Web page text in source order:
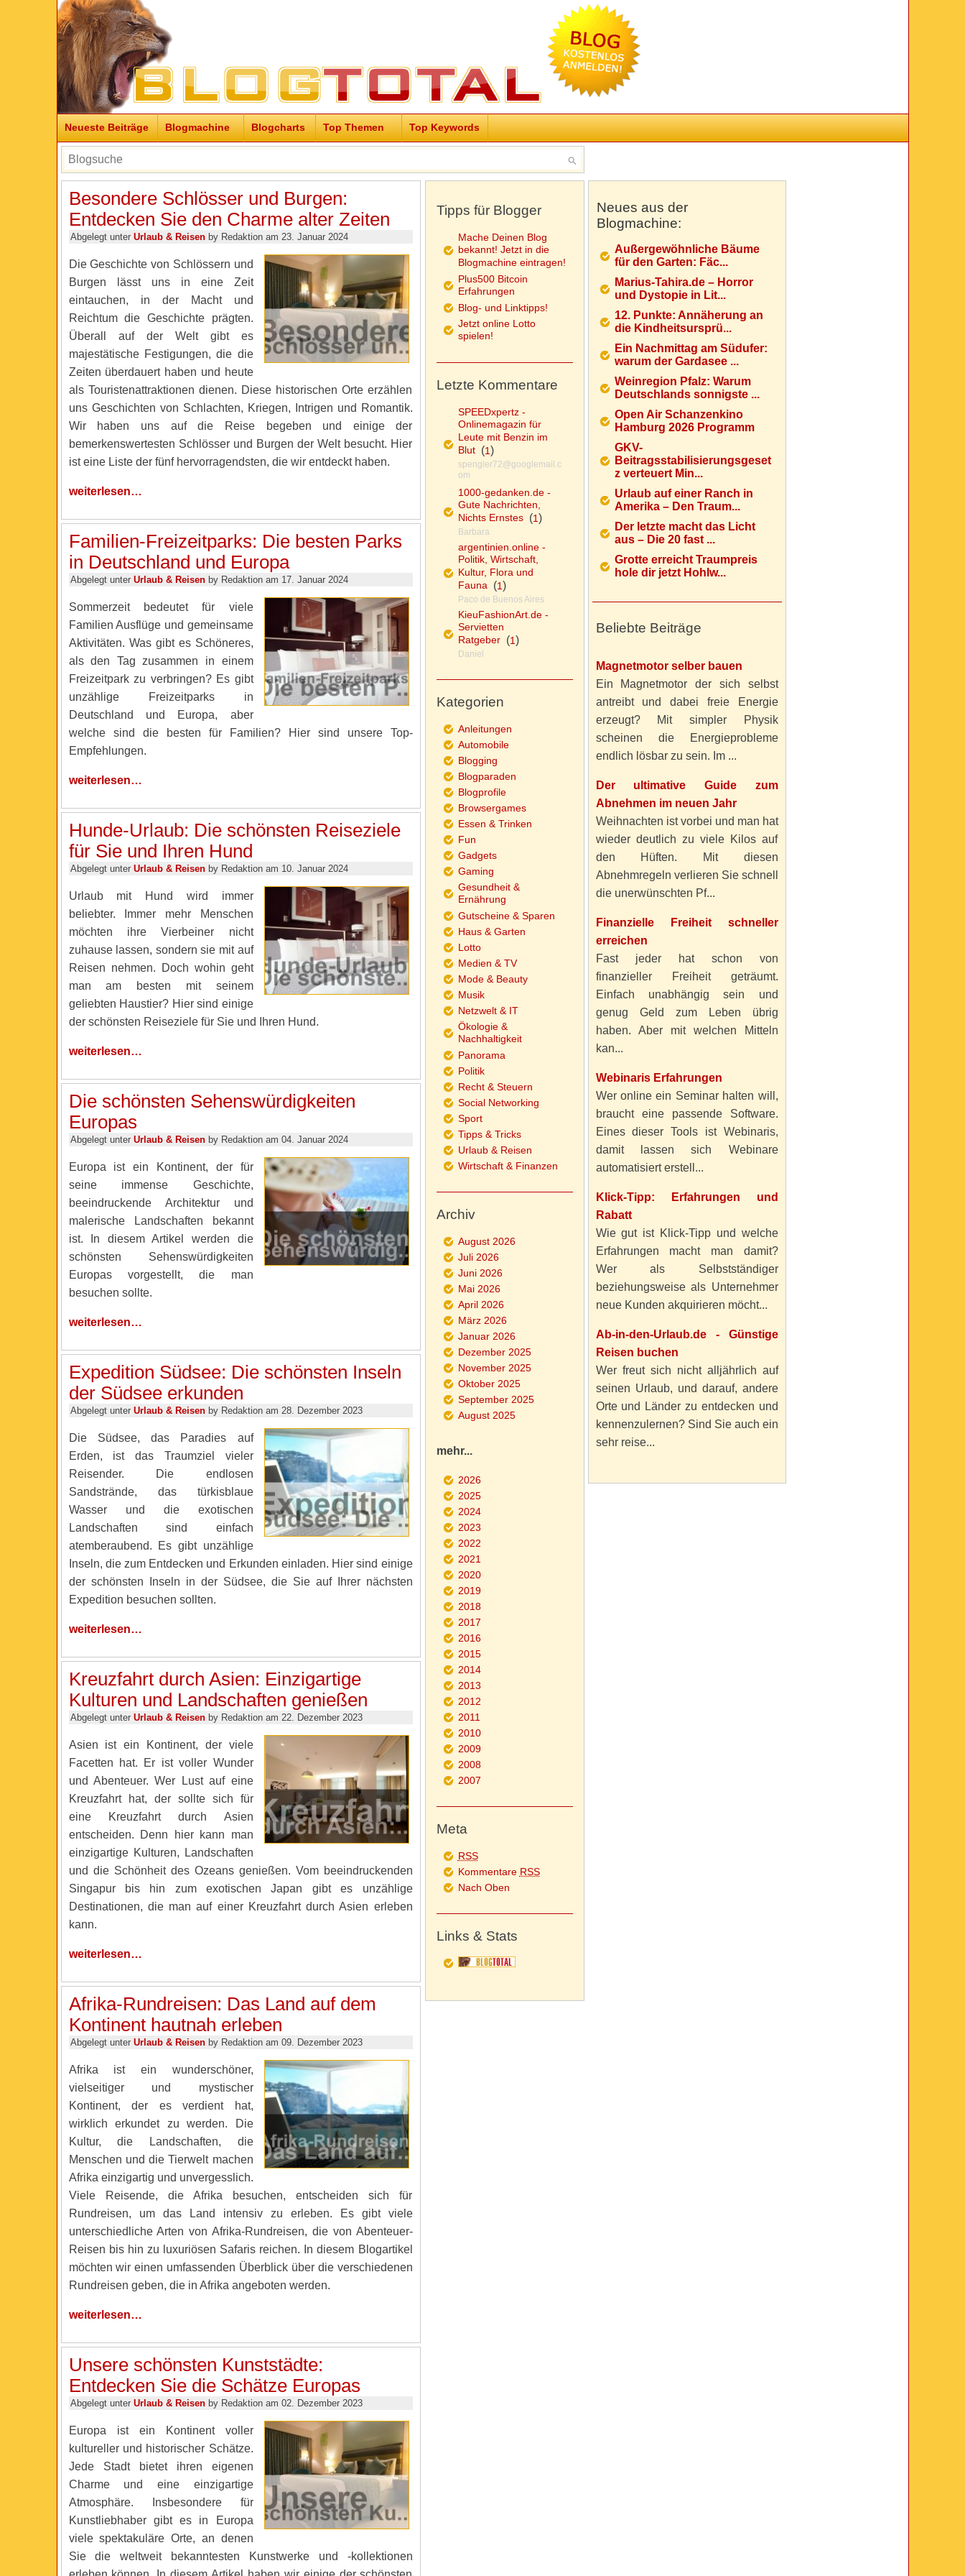
Neueste Beiträge Blogmachine Blogcharts Top Themen Top Keywords
Besondere Schlösser und Burgen:
Entdecken Sie den Charme alter Zeiten
Abgelegt unter Urlaub & Reisenby Redaktion am 23. Januar 2024
Die Geschichte von Schlössern und
Burgen lässt uns in eine Zeit
eintauchen, in der Macht und
Reichtum die Geschichte prägten.
Überall auf der Welt gibt es
majestätische Festigungen, die die
Zeiten überdauert haben und heute
als Touristenattraktionen dienen. Diese historischen Orte erzählen
uns Geschichten von Schlachten, Kriegen, Intrigen und Romantik.
Wir haben uns auf die Reise begeben und einige der
bemerkenswertesten Schlösser und Burgen der Welt besucht. Hier
ist eine Liste der fünf hervorragendsten, die wir entdeckt haben.
weiterlesen…
Familien-Freizeitparks: Die besten Parks
in Deutschland und Europa
Abgelegt unter Urlaub & Reisenby Redaktion am 17. Januar 2024
Sommerzeit bedeutet für viele
Familien Ausflüge und gemeinsame
Aktivitäten. Was gibt es Schöneres,
als den Tag zusammen in einem
Freizeitpark zu verbringen? Es gibt
unzählige Freizeitparks in
Deutschland und Europa, aber
welche sind die besten für Familien? Hier sind unsere Top-
Empfehlungen.
weiterlesen…
Hunde-Urlaub: Die schönsten Reiseziele
für Sie und Ihren Hund
Abgelegt unter Urlaub & Reisenby Redaktion am 10. Januar 2024
Urlaub mit Hund wird immer
beliebter. Immer mehr Menschen
möchten ihre Vierbeiner nicht
zuhause lassen, sondern sie mit auf
Reisen nehmen. Doch wohin geht
man am besten mit seinem
geliebten Haustier? Hier sind einige
der schönsten Reiseziele für Sie und Ihren Hund.
weiterlesen…
Die schönsten Sehenswürdigkeiten
Europas
Abgelegt unter Urlaub & Reisenby Redaktion am 04. Januar 2024
Europa ist ein Kontinent, der für
seine immense Geschichte,
beeindruckende Architektur und
malerische Landschaften bekannt
ist. In diesem Artikel werden die
schönsten Sehenswürdigkeiten
Europas vorgestellt, die man
besuchen sollte.
weiterlesen…
Expedition Südsee: Die schönsten Inseln
der Südsee erkunden
Abgelegt unter Urlaub & Reisenby Redaktion am 28. Dezember 2023
Die Südsee, das Paradies auf
Erden, ist das Traumziel vieler
Reisender. Die endlosen
Sandstrände, das türkisblaue
Wasser und die exotischen
Landschaften sind einfach
atemberaubend. Es gibt unzählige
Inseln, die zum Entdecken und Erkunden einladen. Hier sind einige
der schönsten Inseln in der Südsee, die Sie auf Ihrer nächsten
Expedition besuchen sollten.
weiterlesen…
Kreuzfahrt durch Asien: Einzigartige
Kulturen und Landschaften genießen
Abgelegt unter Urlaub & Reisenby Redaktion am 22. Dezember 2023
Asien ist ein Kontinent, der viele
Facetten hat. Er ist voller Wunder
und Abenteuer. Wer Lust auf eine
Kreuzfahrt hat, der sollte sich für
eine Kreuzfahrt durch Asien
entscheiden. Denn hier kann man
einzigartige Kulturen, Landschaften
und die Schönheit des Ozeans genießen. Vom beeindruckenden
Singapur bis hin zum exotischen Japan gibt es unzählige
Destinationen, die man auf einer Kreuzfahrt durch Asien erleben
kann.
weiterlesen…
Afrika-Rundreisen: Das Land auf dem
Kontinent hautnah erleben
Abgelegt unter Urlaub & Reisenby Redaktion am 09. Dezember 2023
Afrika ist ein wunderschöner,
vielseitiger und mystischer
Kontinent, der es verdient hat,
wirklich erkundet zu werden. Die
Kultur, die Landschaften, die
Menschen und die Tierwelt machen
Afrika einzigartig und unvergesslich.
Viele Reisende, die Afrika besuchen, entscheiden sich für
Rundreisen, um das Land intensiv zu erleben. Es gibt viele
unterschiedliche Arten von Afrika-Rundreisen, die von Abenteuer-
Reisen bis hin zu luxuriösen Safaris reichen. In diesem Blogartikel
möchten wir einen umfassenden Überblick über die verschiedenen
Rundreisen geben, die in Afrika angeboten werden.
weiterlesen…
Unsere schönsten Kunststädte:
Entdecken Sie die Schätze Europas
Abgelegt unter Urlaub & Reisenby Redaktion am 02. Dezember 2023
Europa ist ein Kontinent voller
kultureller und historischer Schätze.
Jede Stadt bietet ihren eigenen
Charme und eine einzigartige
Atmosphäre. Insbesondere für
Kunstliebhaber gibt es in Europa
viele spektakuläre Orte, an denen
Sie die weltweit bekanntesten Kunstwerke und -kollektionen
Neues aus der
Blogmachine:
Außergewöhnliche Bäume
für den Garten: Fäc...
Marius-Tahira.de – Horror
und Dystopie in Lit...
12. Punkte: Annäherung an
die Kindheitsursprü...
Ein Nachmittag am Südufer:
warum der Gardasee ...
Weinregion Pfalz: Warum
Deutschlands sonnigste ...
Open Air Schanzenkino
Hamburg 2026 Programm
GKV-
Beitragsstabilisierungsgeset
z verteuert Min...
Urlaub auf einer Ranch in
Amerika – Den Traum...
Der letzte macht das Licht
aus – Die 20 fast ...
Grotte erreicht Traumpreis
hole dir jetzt Hohlw...
Beliebte Beiträge
Magnetmotor selber bauen
Ein Magnetmotor der sich selbst
antreibt und dabei freie Energie
erzeugt? Mit simpler Physik
scheinen die Energieprobleme
endlich lösbar zu sein. Im ...
Der ultimative Guide zum
Abnehmen im neuen Jahr
Weihnachten ist vorbei und man hat
wieder deutlich zu viele Kilos auf
den Hüften. Mit diesen
Abnehmregeln verlieren Sie schnell
die unerwünschten Pf...
Finanzielle Freiheit schneller
erreichen
Fast jeder hat schon von
finanzieller Freiheit geträumt.
Einfach unabhängig sein und
genug Geld zum Leben übrig
haben. Aber mit welchen Mitteln
kan...
Webinaris Erfahrungen
Wer online ein Seminar halten will,
braucht eine passende Software.
Eines dieser Tools ist Webinaris,
damit lassen sich Webinare
automatisiert erstell...
Klick-Tipp: Erfahrungen und
Rabatt
Wie gut ist Klick-Tipp und welche
Erfahrungen macht man damit?
Wer als Selbstständiger
beziehungsweise als Unternehmer
neue Kunden akquirieren möcht...
Ab-in-den-Urlaub.de - Günstige
Reisen buchen
Wer freut sich nicht alljährlich auf
seinen Urlaub, und darauf, andere
Orte und Länder zu entdecken und
kennenzulernen? Sind Sie auch ein
sehr reise...
Tipps für Blogger
Mache Deinen Blog
bekannt! Jetzt in die
Blogmachine eintragen!
Plus500 Bitcoin
Erfahrungen
Blog- und Linktipps!
Jetzt online Lotto
spielen!
Letzte Kommentare
SPEEDxpertz -
Onlinemagazin für
Leute mit Benzin im
Blut(1)
spengler72@googlemail.c
om
1000-gedanken.de -
Gute Nachrichten,
Nichts Ernstes(1)
Barbara
argentinien.online -
Politik, Wirtschaft,
Kultur, Flora und
Fauna(1)
Paco de Buenos Aires
KieuFashionArt.de -
Servietten
Ratgeber(1)
Daniel
Kategorien
Anleitungen
Automobile
Blogging
Blogparaden
Blogprofile
Browsergames
Essen & Trinken
Fun
Gadgets
Gaming
Gesundheit &
Ernährung
Gutscheine & Sparen
Haus & Garten
Lotto
Medien & TV
Mode & Beauty
Musik
Netzwelt & IT
Ökologie &
Nachhaltigkeit
Panorama
Politik
Recht & Steuern
Social Networking
Sport
Tipps & Tricks
Urlaub & Reisen
Wirtschaft & Finanzen
Archiv
August 2026
Juli 2026
Juni 2026
Mai 2026
April 2026
März 2026
Januar 2026
Dezember 2025
November 2025
Oktober 2025
September 2025
August 2025
mehr...
2026
2025
2024
2023
2022
2021
2020
2019
2018
2017
2016
2015
2014
2013
2012
2011
2010
2009
2008
2007
Meta
RSS
Kommentare RSS
Nach Oben
Links & Stats